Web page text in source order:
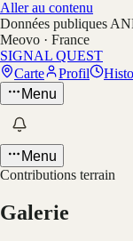
Aller au contenu
Données publiques
Meovo · France
SIGNAL QUEST
Carte
Profil
Menu
Menu
Contributions terrain
Galerie